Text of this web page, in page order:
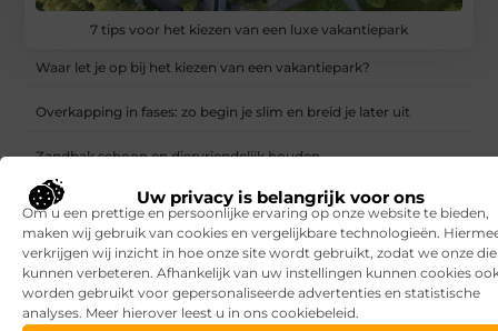
Uw privacy is belangrijk voor ons
Om u een prettige en persoonlijke ervaring op onze website te bieden,
maken wij gebruik van cookies en vergelijkbare technologieën.
verkrijgen wij inzicht in hoe onze site wordt gebruikt, zodat we onze
kunnen verbeteren. Afhankelijk van uw instellingen kunnen cookies
worden gebruikt voor gepersonaliseerde advertenties en statistische
analyses. Meer hierover leest u in ons cookiebeleid.
7 tips voor het kiezen van een luxe vakantiepark
Waar let je op bij het kiezen van een vakantiepark?
Overkapping in fases: zo begin je slim en breid je later uit
Zandbak schoon en diervriendelijk houden
Vind de perfecte garage in Eerbeek
Aanrijdbeveiliging: voorkom schade, stilstand en onveilige
situaties op de werkvloer
Rijlessen in Haarlem? Zo vergroot je jouw kans om sneller te
slagen